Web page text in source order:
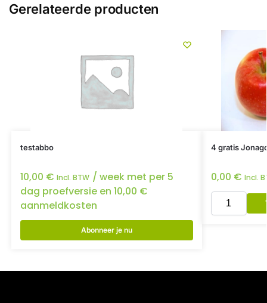
Gerelateerde producten
testabbo
10,00 € Incl. BTW / week met per 5
dag proefversie en 10,00 €
aanmeldkosten
Abonneer je nu
4 gratis
0,00 € Incl.